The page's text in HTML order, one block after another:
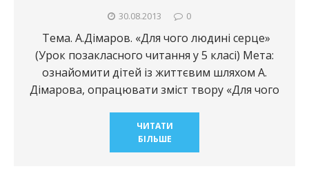
30.08.2013 0
Тема. А.Дімаров. «Для чого людині серце»
(Урок позакласного читання у 5 класі) Мета:
ознайомити дітей із життєвим шляхом А.
Дімарова, опрацювати зміст твору «Для чого
ЧИТАТИ
БІЛЬШЕ